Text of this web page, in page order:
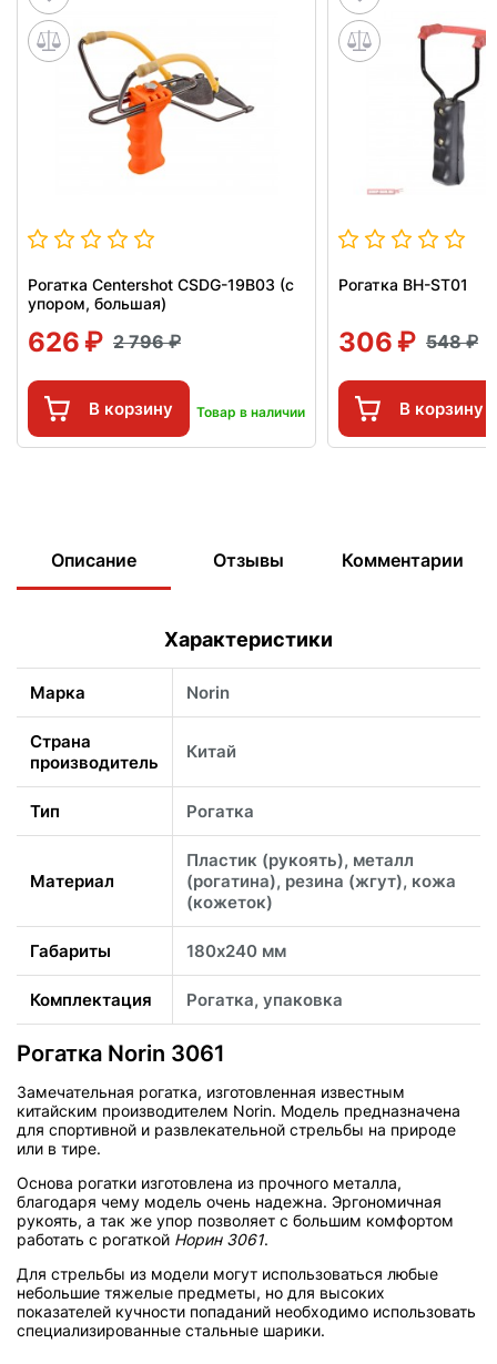
Рогатка Centershot CSDG-19B03 (с
упором, большая)
626 2 796
В корзину Товар в наличии
Рогатка BH-ST01
306 548
В корзину
Описание Отзывы Комментарии
Характеристики
Марка Norin
Страна
производитель
Китай
Тип Рогатка
Материал
Пластик (рукоять), металл
(рогатина), резина (жгут), кожа
(кожеток)
Габариты 180х240 мм
Комплектация Рогатка, упаковка
Рогатка Norin 3061
Замечательная рогатка, изготовленная известным
китайским производителем Norin. Модель предназначена
для спортивной и развлекательной стрельбы на природе
или в тире.
Основа рогатки изготовлена из прочного металла,
благодаря чему модель очень надежна. Эргономичная
рукоять, а так же упор позволяет с большим комфортом
работать с рогаткой Норин 3061.
Для стрельбы из модели могут использоваться любые
небольшие тяжелые предметы, но для высоких
показателей кучности попаданий необходимо использовать
специализированные стальные шарики.